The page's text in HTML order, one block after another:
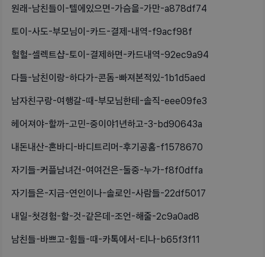
원래-남친들이-텔에있으면-가슴을-가만-a878df74
토이-사도-부모님이-카드-결제-내역-f9acf98f
헐헐-셀렉트샵-토이-결제하면-카드내역-92ec9a94
다들-남친이랑-하다가-콘돔-빠져본적있-1b1d5aed
남자친구랑-여행갈-때-부모님한테-솔직-eee09fe3
헤어져야-할까-고민-중이야1년하고-3-bd90643a
내돈내산-혼바디-바디트리머-후기공홈-f1578670
자기들-커플남녀건-여여건은-둘중-누가-f8f0dffa
자기들은-지금-연인이나-솔로인-사람들-22df5017
내일-첫경험-할-것-같은데-조언-해줄-2c9a0ad8
남친들-바쁘고-힘들-때-카톡에서-티나-b65f3f11